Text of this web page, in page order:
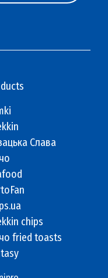
Слава
chips
fried toasts